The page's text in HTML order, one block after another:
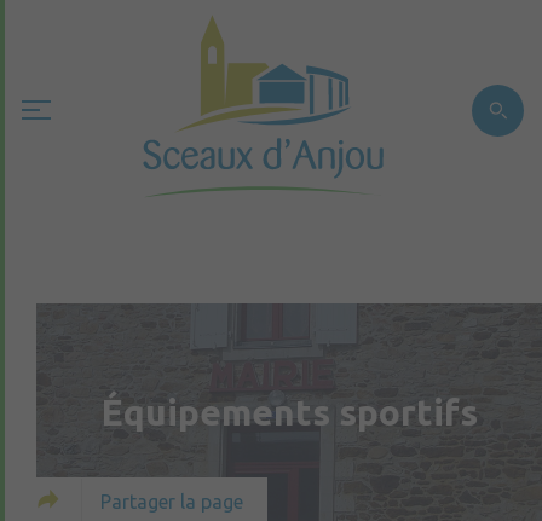
Équipements sportifs
Partager la page